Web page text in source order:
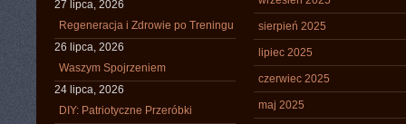
27 lipca, 2026
Regeneracja i Zdrowie po Treningu
26 lipca, 2026
Waszym Spojrzeniem
24 lipca, 2026
DIY: Patriotyczne Przeróbki
sierpień 2025
lipiec 2025
czerwiec 2025
maj 2025